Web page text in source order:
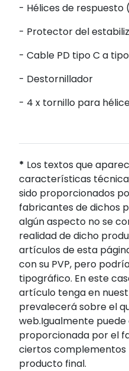
- Hélices de respuesto
- Protector del
- Cable PD tipo C a
- Destornillador
- 4 x tornillo para
* Los textos que
características
sido proporcionados
fabricantes de dichos
algún aspecto no se
realidad de dicho
artículos de esta
con su PVP, pero
tipográfico. En este
artículo tenga en
prevalecerá sobre el
web.Igualmente puede
proporcionada por el
ciertos complementos
producto final.